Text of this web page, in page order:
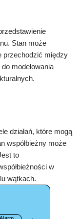
Stan może
przechodzić między
modelowania
działań, które mogą
współbieżny może
to
w
wątkach.